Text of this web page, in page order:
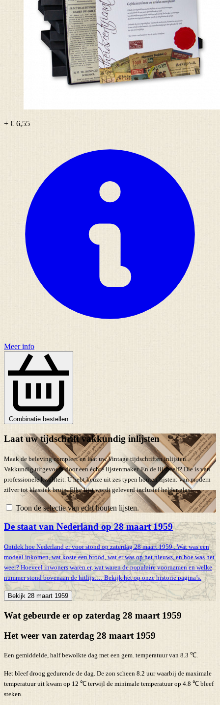
+ € 6,55
Meer info
Combinatie bestellen
Laat uw tijdschrift vakkundig inlijsten
Maak de beleving compleet en laat uw Vintage tijdschriften inlijsten.
Vakkundig uitgevoerd door een échte lijstenmaker. En de lijst zelf? Die is van
professionele kwaliteit. U hebt keuze uit zes typen houten lijsten: van modern
zilver tot klassiek bruin. Elke lijst wordt geleverd inclusief helder glas.
Toon de selectie van echt houten lijsten.
De staat van Nederland op 28 maart 1959
Ontdek hoe Nederland er voor stond op zaterdag 28 maart 1959 . Wat was een
modaal inkomen, wat koste een brood, wat er was op het nieuws, en hoe was het
weer? Hoeveel inwoners waren er, wat waren de populaire voornamen en welke
nummer stond bovenaan de hitlijst… Bekijk het op onze historie pagina’s.
Bekijk 28 maart 1959
Wat gebeurde er op zaterdag 28 maart 1959
Het weer van zaterdag 28 maart 1959
Een gemiddelde, half bewolkte dag met een gem. temperatuur van 8.3 ℃.
Het bleef droog gedurende de dag. De zon scheen 8.2 uur waarbij de maximale
temperatuur uit kwam op 12 ℃ terwijl de minimale temperatuur op 4.8 ℃ bleef
steken.